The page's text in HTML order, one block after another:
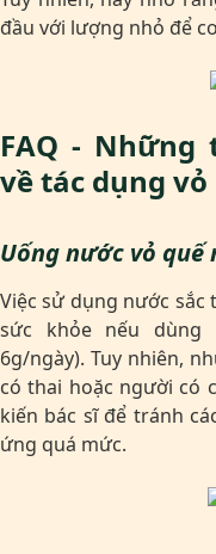
đầu với lượng nhỏ để
FAQ - Những
về tác dụng vỏ
Uống nước vỏ quế
Việc sử dụng nước sắc
sức khỏe nếu dùng
6g/ngày). Tuy nhiên,
có thai hoặc người có
kiến bác sĩ để tránh
ứng quá mức.